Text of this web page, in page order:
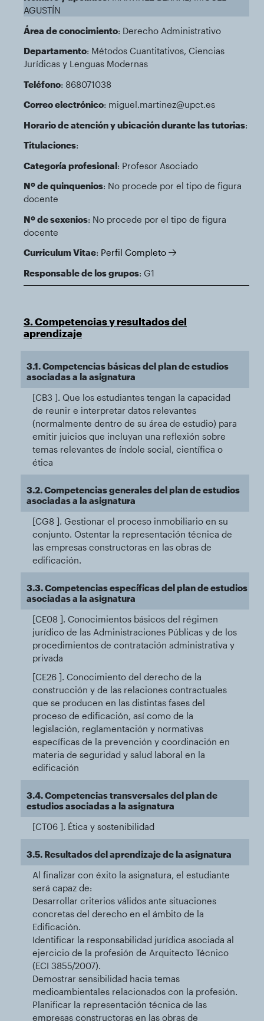
AGUSTÍN
Área de conocimiento: Derecho Administrativo
Departamento: Métodos Cuantitativos, Ciencias
Jurídicas y Lenguas Modernas
Teléfono: 868071038
Correo electrónico: miguel.martinez@upct.es
Horario de atención y ubicación durante las tutorias:
Titulaciones:
Categoría profesional: Profesor Asociado
Nº de quinquenios: No procede por el tipo de figura
docente
Nº de sexenios: No procede por el tipo de figura
docente
Curriculum Vitae: Perfil Completo
Responsable de los grupos: G1
3. Competencias y resultados del
aprendizaje
3.1. Competencias básicas del plan de estudios
asociadas a la asignatura
[CB3 ]. Que los estudiantes tengan la capacidad
de reunir e interpretar datos relevantes
(normalmente dentro de su área de estudio) para
emitir juicios que incluyan una reflexión sobre
temas relevantes de índole social, científica o
ética
3.2. Competencias generales del plan de estudios
asociadas a la asignatura
[CG8 ]. Gestionar el proceso inmobiliario en su
conjunto. Ostentar la representación técnica de
las empresas constructoras en las obras de
edificación.
3.3. Competencias específicas del plan de estudios
asociadas a la asignatura
[CE08 ]. Conocimientos básicos del régimen
jurídico de las Administraciones Públicas y de los
procedimientos de contratación administrativa y
privada
[CE26 ]. Conocimiento del derecho de la
construcción y de las relaciones contractuales
que se producen en las distintas fases del
proceso de edificación, así como de la
legislación, reglamentación y normativas
específicas de la prevención y coordinación en
materia de seguridad y salud laboral en la
edificación
3.4. Competencias transversales del plan de
estudios asociadas a la asignatura
[CT06 ]. Ética y sostenibilidad
3.5. Resultados del aprendizaje de la asignatura
Al finalizar con éxito la asignatura, el estudiante
será capaz de:
Desarrollar criterios válidos ante situaciones
concretas del derecho en el ámbito de la
Edificación.
Identificar la responsabilidad jurídica asociada al
ejercicio de la profesión de Arquitecto Técnico
(ECI 3855/2007).
Demostrar sensibilidad hacia temas
medioambientales relacionados con la profesión.
Planificar la representación técnica de las
empresas constructoras en las obras de